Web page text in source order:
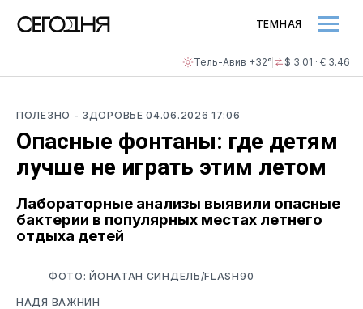
Тель-Авив +32° $ 3.01 · € 3.46
ТЕМНАЯ
ПОЛЕЗНО - ЗДОРОВЬЕ04.06.2026 17:06
Опасные фонтаны: где детям
лучше не играть этим летом
Лабораторные анализы выявили опасные
бактерии в популярных местах летнего
отдыха детей
ФОТО: ЙОНАТАН СИНДЕЛЬ/FLASH90
НАДЯ ВАЖНИН